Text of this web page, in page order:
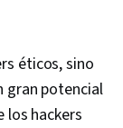
éticos, sino
gran potencial
los hackers